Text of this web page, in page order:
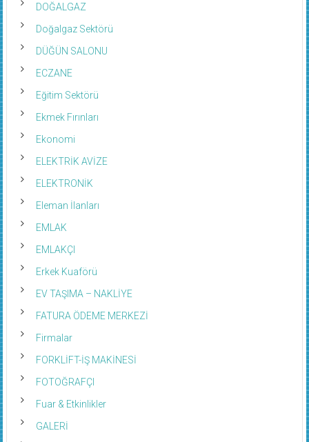
DOĞALGAZ
Doğalgaz Sektörü
DÜĞÜN SALONU
ECZANE
Eğitim Sektörü
Ekmek Fırınları
Ekonomi
ELEKTRİK AVİZE
ELEKTRONİK
Eleman İlanları
EMLAK
EMLAKÇI
Erkek Kuaförü
EV TAŞIMA – NAKLİYE
FATURA ÖDEME MERKEZİ
Firmalar
FORKLİFT-İŞ MAKİNESİ
FOTOĞRAFÇI
Fuar & Etkinlikler
GALERİ